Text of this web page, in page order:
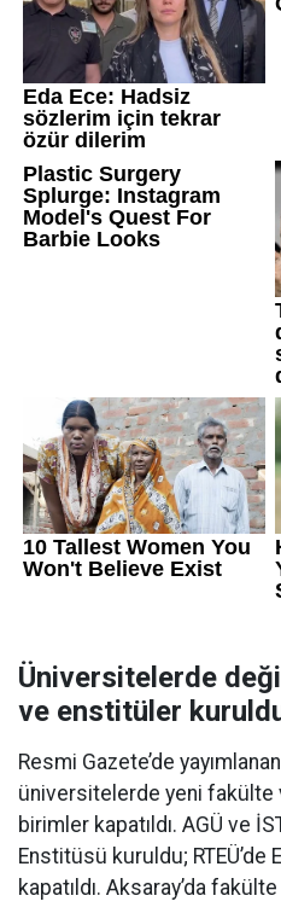
Üniversitelerde
ve enstitüler
Resmi Gazete’de
üniversitelerde yeni fakülte
birimler kapatıldı. AGÜ ve
Enstitüsü kuruldu; RTEÜ’de
kapatıldı. Aksaray’da